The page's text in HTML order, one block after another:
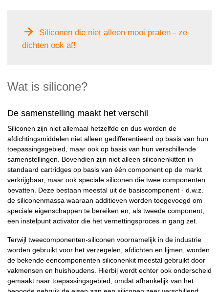
Siliconen die niet alleen mooi praten - ze
dichten ook af!
Wat is silicone?
De samenstelling maakt het verschil
Siliconen zijn niet allemaal hetzelfde en dus worden de
afdichtingsmiddelen niet alleen gedifferentieerd op basis van hun
toepassingsgebied, maar ook op basis van hun verschillende
samenstellingen. Bovendien zijn niet alleen siliconenkitten in
standaard cartridges op basis van één component op de markt
verkrijgbaar, maar ook speciale siliconen die twee componenten
bevatten. Deze bestaan meestal uit de basiscomponent - d.w.z.
de siliconenmassa waaraan additieven worden toegevoegd om
speciale eigenschappen te bereiken en, als tweede component,
een instelpunt activator die het vernettingsproces in gang zet.
Terwijl tweecomponenten-siliconen voornamelijk in de industrie
worden gebruikt voor het verzegelen, afdichten en lijmen, worden
de bekende eencomponenten siliconenkit meestal gebruikt door
vakmensen en huishoudens. Hierbij wordt echter ook onderscheid
gemaakt naar toepassingsgebied, omdat afhankelijk van het